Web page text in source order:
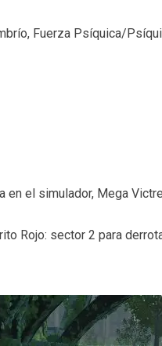
Fuerza Psíquica/
el simulador, Mega
Rojo: sector 2 para